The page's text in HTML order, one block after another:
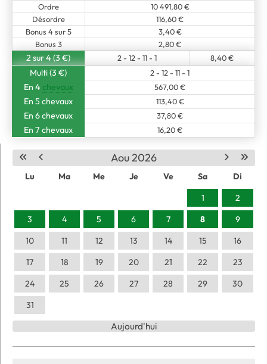
Aou 2026
Lu Ma Me Je Ve Sa
Di
1
2
3
4 5 6 7 8
9
10
11 12 13 14 15
16
17
18 19 20 21 22
23
24
25 26 27 28 29
30
31
Aujourd'hui
Ordre
10 491,80 €
Désordre
116,60 €
Bonus 4 sur 5
3,40 €
Bonus 3
2,80 €
2 sur 4 (3 €) 2 - 12 - 11 - 1 8,40 €
Multi (3 €) 2 - 12 - 11 - 1
En 4 chevaux 567,00 €
En 5 chevaux 113,40 €
En 6 chevaux 37,80 €
En 7 chevaux 16,20 €